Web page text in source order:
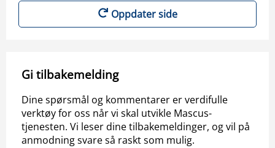
Oppdater side
Gi tilbakemelding
Dine spørsmål og kommentarer er verdifulle
verktøy for oss når vi skal utvikle Mascus-
tjenesten. Vi leser dine tilbakemeldinger, og vil på
anmodning svare så raskt som mulig.